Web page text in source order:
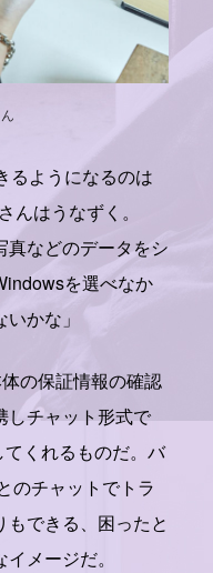
るようになるのは
んはうなずく。
真などのデータをシ
を選べなか
かな」
の保証情報の確認
しチャット形式で
くれるものだ。バ
のチャットでトラ
できる、困ったと
メージだ。